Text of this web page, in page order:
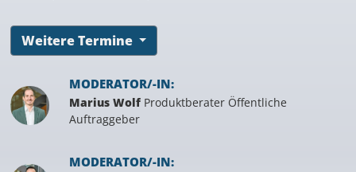
Weitere Termine
MODERATOR/-IN:
Marius Wolf Produktberater Öffentliche
Auftraggeber
MODERATOR/-IN: